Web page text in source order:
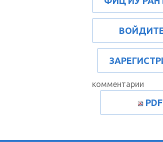
комментарии
PDF